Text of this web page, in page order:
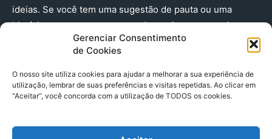
Gerenciar Consentimento
de Cookies
O nosso site utiliza cookies para ajudar a melhorar a sua experiência de
utilização, lembrar de suas preferências e visitas repetidas. Ao clicar em
“Aceitar”, você concorda com a utilização de TODOS os cookies.
ideias. Se você tem uma sugestão de pauta ou uma
história que merece ser contada, envie-nos agora!
(91) 98224 - 3111